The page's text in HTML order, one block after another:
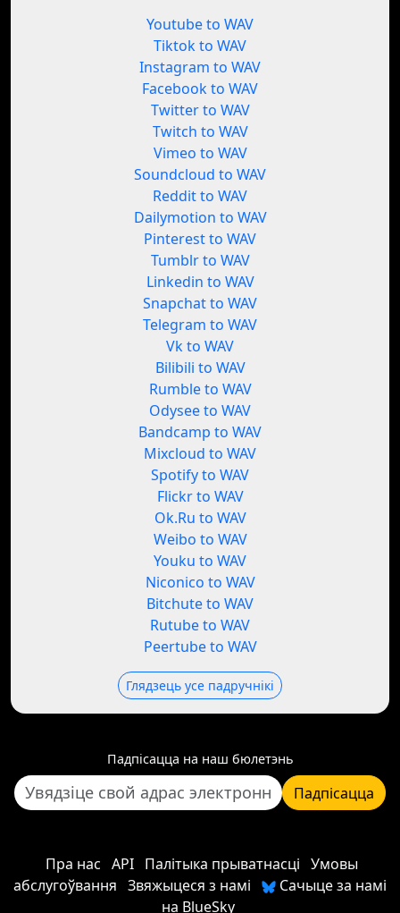
Youtube to WAV
Tiktok to WAV
Instagram to WAV
Facebook to WAV
Twitter to WAV
Twitch to WAV
Vimeo to WAV
Soundcloud to WAV
Reddit to WAV
Dailymotion to WAV
Pinterest to WAV
Tumblr to WAV
Linkedin to WAV
Snapchat to WAV
Telegram to WAV
Vk to WAV
Bilibili to WAV
Rumble to WAV
Odysee to WAV
Bandcamp to WAV
Mixcloud to WAV
Spotify to WAV
Flickr to WAV
Ok.Ru to WAV
Weibo to WAV
Youku to WAV
Niconico to WAV
Bitchute to WAV
Rutube to WAV
Peertube to WAV
Глядзець усе падручнікі
Падпісацца на наш бюлетэнь
Падпісацца
Пра нас API Палітыка прыватнасці Умовы
абслугоўвання Звяжыцеся з намі
Сачыце за намі
на BlueSky